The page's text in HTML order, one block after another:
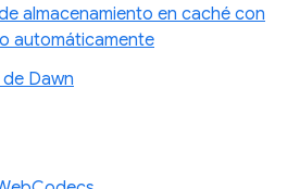
almacenamiento en caché con
automáticamente
Dawn